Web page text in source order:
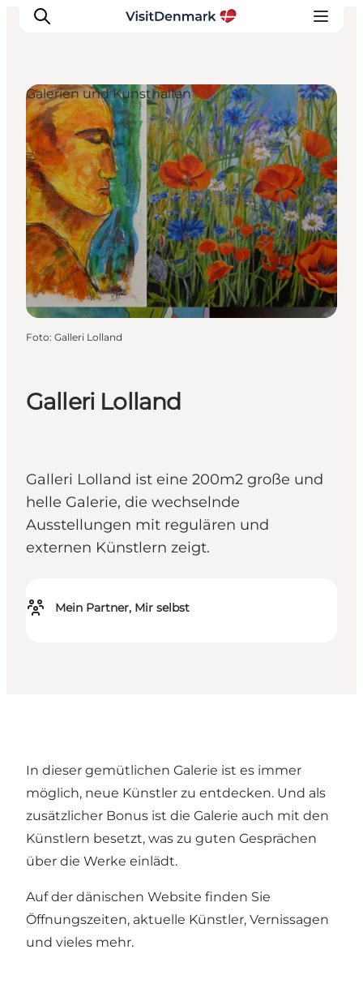
Inspiration
Regionen
Erlebnisse
Unterkünfte
Reiseplanung
Galleri Lolland
Galleri Lolland ist eine 200m2 große und
helle Galerie, die wechselnde
Ausstellungen mit regulären und
externen Künstlern zeigt.
Mein Partner, Mir selbst
Galerien und Kunsthallen
Foto: Galleri Lolland
In dieser gemütlichen Galerie ist es immer
möglich, neue Künstler zu entdecken. Und als
zusätzlicher Bonus ist die Galerie auch mit den
Künstlern besetzt, was zu guten Gesprächen
über die Werke einlädt.
Auf der dänischen Website finden Sie
Öffnungszeiten, aktuelle Künstler, Vernissagen
und vieles mehr.